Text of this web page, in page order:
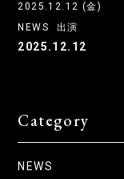
2025.12.12 (金)
NEWS
出演
2025.12.12
Category
NEWS